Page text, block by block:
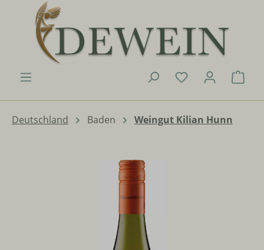
Zum Hauptinhalt springen
Du hast 0
Deutschland Baden Weingut Kilian Hunn